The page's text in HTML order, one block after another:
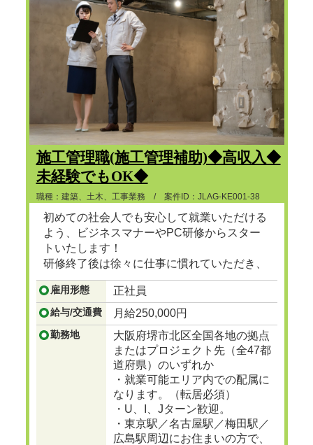
施工管理職(施工管理補助)◆高収入◆
未経験でもOK◆
職種：建築、土木、工事業務 / 案件ID：JLAG-KE001-38
初めての社会人でも安心して就業いただける
よう、ビジネスマナーやPC研修からスター
トいたします！
研修終了後は徐々に仕事に慣れていただき、
ゆくゆくは建設プロジェクトマネージャーと
して、街で見かけるビル、マンション、ショ
ッピングセンターなど地図に残る大規模な建
設の舵をとる人材に成長...つづきを見る
雇用形態 正社員
給与/交通費 月給250,000円
勤務地
大阪府堺市北区全国各地の拠点
またはプロジェクト先（全47都
道府県）のいずれか
・就業可能エリア内での配属に
なります。（転居必須）
・U、I、Jターン歓迎。
・東京駅／名古屋駅／梅田駅／
広島駅周辺にお住まいの方で、